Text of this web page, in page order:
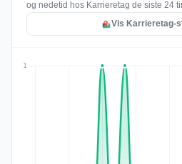
og nedetid hos Karrieretag de siste 24
Vis Karrieretag-